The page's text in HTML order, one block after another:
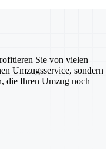
Sie von vielen
Umzugsservice, sondern
die Ihren Umzug noch